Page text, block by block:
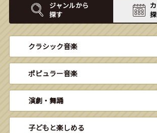
ジャンルから
探す
クラシック音楽
ポピュラー音楽
演劇・舞踊
子どもと楽しめる